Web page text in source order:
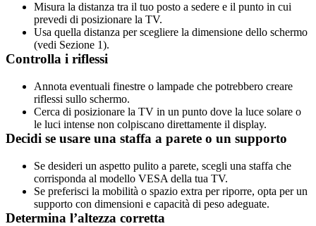
Misura la distanza tra il tuo posto a sedere e il punto in cui
prevedi di posizionare la TV.
Usa quella distanza per scegliere la dimensione dello schermo
(vedi Sezione 1).
Controlla i riflessi
Annota eventuali finestre o lampade che potrebbero creare
riflessi sullo schermo.
Cerca di posizionare la TV in un punto dove la luce solare o
le luci intense non colpiscano direttamente il display.
Decidi se usare una staffa a parete o un supporto
Se desideri un aspetto pulito a parete, scegli una staffa che
corrisponda al modello VESA della tua TV.
Se preferisci la mobilità o spazio extra per riporre, opta per un
supporto con dimensioni e capacità di peso adeguate.
Determina l’altezza corretta